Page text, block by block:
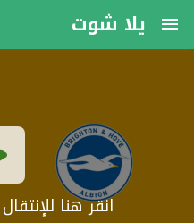
يلا شوت
انقر هنا